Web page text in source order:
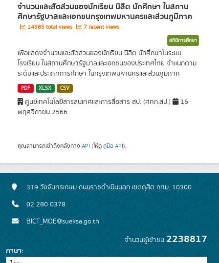
จำนวนและสัดส่วนของนักเรียน นิสิต นักศึกษา ในสถาน
ศึกษารัฐบาลและเอกชนกรุงเทพมหานครและส่วนภูมิภาค
14985 total views 7 recent views
สถิติการศึกษา
เพื่อแสดงจำนวนและสัดส่วนของนักเรียน นิสิต นักศึกษาในระบบ
โรงเรียน ในสถานศึกษารัฐบาลและเอกชนของประเทศไทย จำแนกตาม
ระดับและประเภทการศึกษา ในกรุงเทพมหานครและส่วนภูมิภาค
PDF XLSX CSV
ศูนย์เทคโนโลยีสารสนเทศและการสื่อสาร สป. (ศทก.สป.)
16
พฤศจิกายน 2566
คุณสามารถเข้าถึงคลังทาง API (ให้ดู คู่มือ API).
319 วังจันทรเกษม ถนนราชดำเนินนอก เขตดุสิต กทม. 10300
02 280 0378
BICT_MOE@sueksa.go.th
จำนวนผู้เข้าชม 2238817
ภาษา